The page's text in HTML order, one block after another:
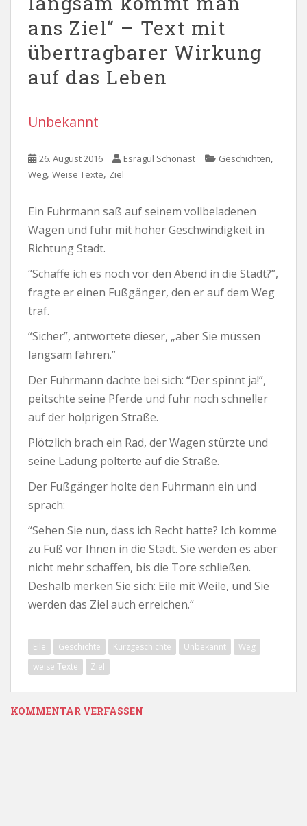
ans Ziel“ – Text mit
übertragbarer Wirkung
auf das Leben
Unbekannt
26. August 2016 Esragül Schönast Geschichten,
Weg, Weise Texte, Ziel
Ein Fuhrmann saß auf seinem vollbeladenen
Wagen und fuhr mit hoher Geschwindigkeit in
Richtung Stadt.
“Schaffe ich es noch vor den Abend in die Stadt?”,
fragte er einen Fußgänger, den er auf dem Weg
traf.
“Sicher”, antwortete dieser, „aber Sie müssen
langsam fahren.”
Der Fuhrmann dachte bei sich: “Der spinnt ja!”,
peitschte seine Pferde und fuhr noch schneller
auf der holprigen Straße.
Plötzlich brach ein Rad, der Wagen stürzte und
seine Ladung polterte auf die Straße.
Der Fußgänger holte den Fuhrmann ein und
sprach:
“Sehen Sie nun, dass ich Recht hatte? Ich komme
zu Fuß vor Ihnen in die Stadt. Sie werden es aber
nicht mehr schaffen, bis die Tore schließen.
Deshalb merken Sie sich: Eile mit Weile, und Sie
werden das Ziel auch erreichen.“
Eile Geschichte Kurzgeschichte Unbekannt
Weg
weise Texte
Ziel
KOMMENTAR VERFASSEN